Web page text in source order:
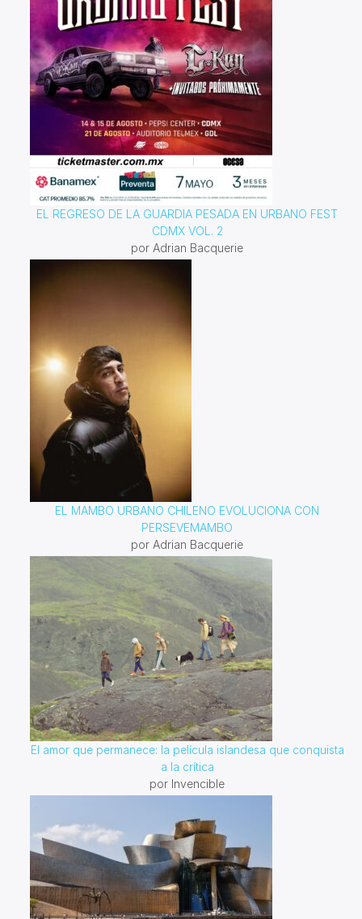
EL REGRESO DE LA GUARDIA PESADA EN URBANO FEST
CDMX VOL. 2
por Adrian Bacquerie
EL MAMBO URBANO CHILENO EVOLUCIONA CON
PERSEVEMAMBO
por Adrian Bacquerie
El amor que permanece: la película islandesa que conquista
a la crítica
por Invencible